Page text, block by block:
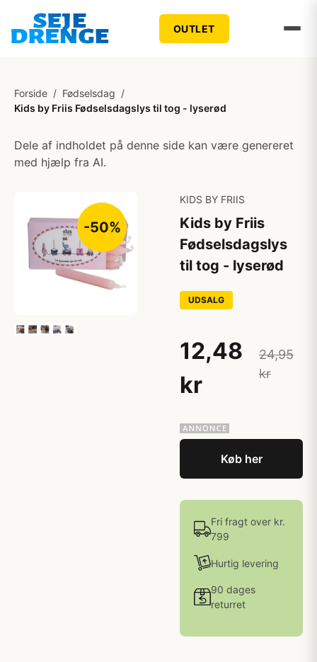
OUTLET
Forside / Fødselsdag /
Kids by Friis Fødselsdagslys til tog - lyserød
Dele af indholdet på denne side kan være genereret
med hjælp fra AI.
-50%
KIDS BY FRIIS
Kids by Friis
Fødselsdagslys
til tog - lyserød
UDSALG
12,48
kr
24,95
kr
Køb her
Fri fragt over kr.
799
Hurtig levering
90 dages
returret